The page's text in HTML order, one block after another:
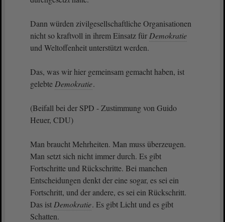
Dann würden zivilgesellschaftliche Organisationen
nicht so kraftvoll in ihrem Einsatz für Demokratie
und Weltoffenheit unterstützt werden.
Das, was wir hier gemeinsam gemacht haben, ist
gelebte Demokratie.
(Beifall bei der SPD - Zustimmung von Guido
Heuer, CDU)
Man braucht Mehrheiten. Man muss überzeugen.
Man setzt sich nicht immer durch. Es gibt
Fortschritte und Rückschritte. Bei manchen
Entscheidungen denkt der eine sogar, es sei ein
Fortschritt, und der andere, es sei ein Rückschritt.
Das ist Demokratie. Es gibt Licht und es gibt
Schatten.